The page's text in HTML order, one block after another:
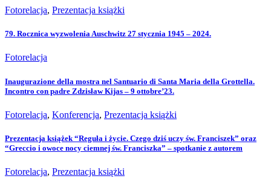
Fotorelacja, Prezentacja książki
79. Rocznica wyzwolenia Auschwitz 27 stycznia 1945 – 2024.
Fotorelacja
Inaugurazione della mostra nel Santuario di Santa Maria della Grottella.
Incontro con padre Zdzisław Kijas – 9 ottobre’23.
Fotorelacja, Konferencja, Prezentacja książki
Prezentacja książek “Reguła i życie. Czego dziś uczy św. Franciszek” oraz
“Greccio i owoce nocy ciemnej św. Franciszka” – spotkanie z autorem
Fotorelacja, Prezentacja książki